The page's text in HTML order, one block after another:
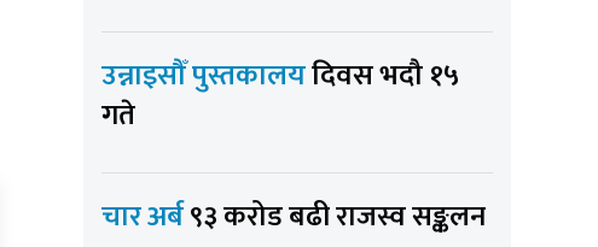
उन्नाइसौँ पुस्तकालयदिवस भदौ १५
गते
चार अर्ब९३ करोड बढी राजस्व सङ्कलन